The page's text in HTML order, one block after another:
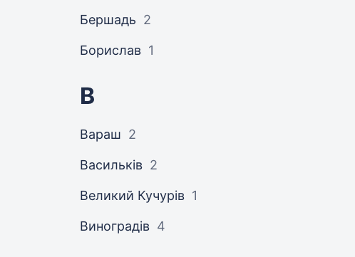
Бершадь 2
Борислав 1
В
Вараш 2
Васильків 2
Великий Кучурів 1
Виноградів 4